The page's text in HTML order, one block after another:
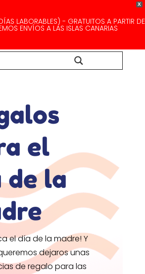
X
LABORABLES) - GRATUITOS A PARTIR DE
ENVÍOS A LAS ISLAS CANARIAS
el
de la
el día de la madre! Y
dejaros unas
de regalo para las